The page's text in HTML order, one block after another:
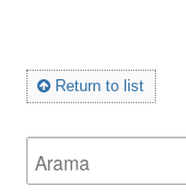
Return to list